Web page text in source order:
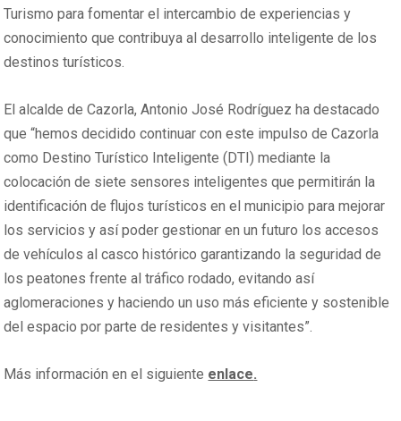
Turismo para fomentar el intercambio de experiencias y
conocimiento que contribuya al desarrollo inteligente de los
destinos turísticos.
El alcalde de Cazorla, Antonio José Rodríguez ha destacado
que “hemos decidido continuar con este impulso de Cazorla
como Destino Turístico Inteligente (DTI) mediante la
colocación de siete sensores inteligentes que permitirán la
identificación de flujos turísticos en el municipio para mejorar
los servicios y así poder gestionar en un futuro los accesos
de vehículos al casco histórico garantizando la seguridad de
los peatones frente al tráfico rodado, evitando así
aglomeraciones y haciendo un uso más eficiente y sostenible
del espacio por parte de residentes y visitantes”.
Más información en el siguiente enlace.